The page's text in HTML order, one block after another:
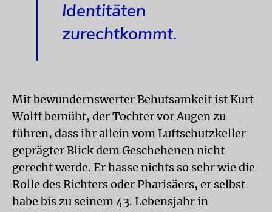
Identitäten
zurechtkommt.
Mit bewundernswerter Behutsamkeit ist Kurt
Wolff bemüht, der Tochter vor Augen zu
führen, dass ihr allein vom Luftschutzkeller
geprägter Blick dem Geschehenen nicht
gerecht werde. Er hasse nichts so sehr wie die
Rolle des Richters oder Pharisäers, er selbst
habe bis zu seinem 43. Lebensjahr in